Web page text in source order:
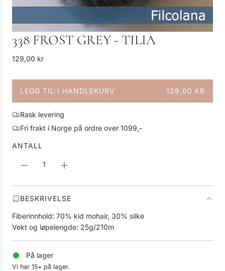
338 FROST GREY - TILIA
V
n
i
g
p
i
129,00 kr
LEGG TIL I HANDLEKURV 129,00 KR
L
S
T
R
.
Rask levering
Fri frakt i Norge på ordre over 1099,-
ANTALL
BESKRIVELSE
Fiberinnhold: 70% kid mohair, 30% silke
Vekt og løpelengde: 25g/210m
På lager
Vi har 15+ på lager.